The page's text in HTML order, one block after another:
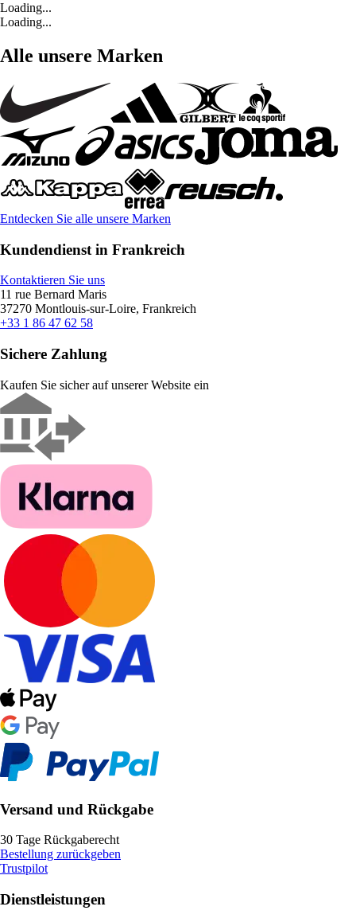
Loading...
Loading...
Alle unsere Marken
Entdecken Sie alle unsere Marken
Kundendienst in Frankreich
Kontaktieren Sie uns
11 rue Bernard Maris
37270 Montlouis-sur-Loire, Frankreich
+33 1 86 47 62 58
Sichere Zahlung
Kaufen Sie sicher auf unserer Website ein
Versand und Rückgabe
30 Tage Rückgaberecht
Bestellung zurückgeben
Trustpilot
Dienstleistungen